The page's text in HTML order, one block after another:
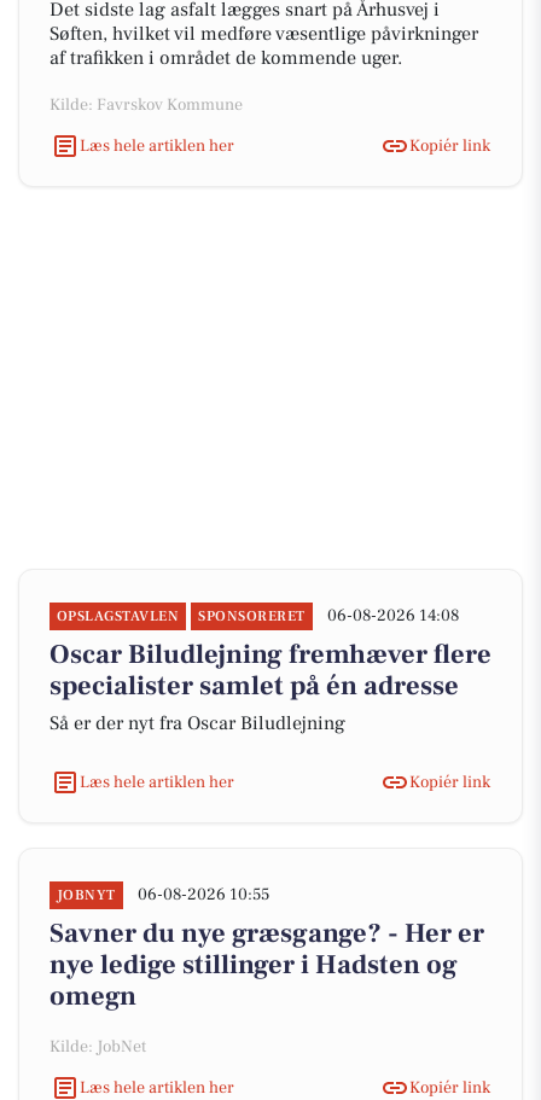
Det sidste lag asfalt lægges snart på Århusvej i
Søften, hvilket vil medføre væsentlige påvirkninger
af trafikken i området de kommende uger.
Kilde: Favrskov Kommune
Læs hele artiklen her
Kopiér link
OPSLAGSTAVLEN SPONSORERET 06-08-2026 14:08
Oscar Biludlejning fremhæver flere
specialister samlet på én adresse
Så er der nyt fra Oscar Biludlejning
Læs hele artiklen her Kopiér link
JOBNYT 06-08-2026 10:55
Savner du nye græsgange? - Her er
nye ledige stillinger i Hadsten og
omegn
Kilde: JobNet
Læs hele artiklen her
Kopiér link